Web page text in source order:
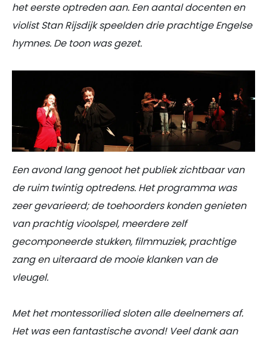
het eerste optreden aan. Een aantal docenten en
violist Stan Rijsdijk speelden drie prachtige Engelse
hymnes. De toon was gezet.
Een avond lang genoot het publiek zichtbaar van
de ruim twintig optredens. Het programma was
zeer gevarieerd; de toehoorders konden genieten
van prachtig vioolspel, meerdere zelf
gecomponeerde stukken, filmmuziek, prachtige
zang en uiteraard de mooie klanken van de
vleugel.
Met het montessorilied sloten alle deelnemers af.
Het was een fantastische avond! Veel dank aan